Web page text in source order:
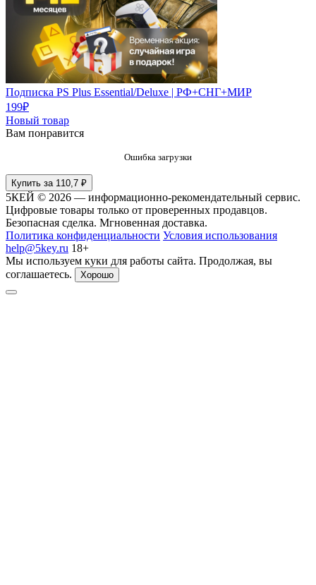
Подписка PS Plus Essential/Deluxe | РФ+СНГ+МИР
199₽
Новый товар
Вам понравится
Ошибка загрузки
Купить за 110,7 ₽
5КЕЙ © 2026 — информационно-рекомендательный сервис.
Цифровые товары только от проверенных продавцов.
Безопасная сделка. Мгновенная доставка.
Политика конфиденциальности Условия использования
help@5key.ru 18+
Мы используем куки для работы сайта. Продолжая, вы
соглашаетесь.
Хорошо